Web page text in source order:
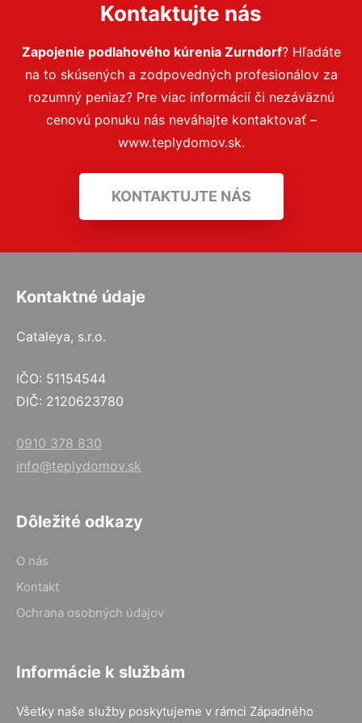
Kontaktujte nás
Zapojenie podlahového kúrenia Zurndorf? Hľadáte
na to skúsených a zodpovedných profesionálov za
rozumný peniaz? Pre viac informácií či nezáväznú
cenovú ponuku nás neváhajte kontaktovať –
www.teplydomov.sk.
KONTAKTUJTE NÁS
Kontaktné údaje
Cataleya, s.r.o.
IČO: 51154544
DIČ: 2120623780
0910 378 830
info@teplydomov.sk
Dôležité odkazy
O nás
Kontakt
Ochrana osobných údajov
Informácie k službám
Všetky naše služby poskytujeme v rámci Západného